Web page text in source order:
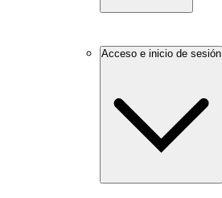
Acceso e inicio de sesión